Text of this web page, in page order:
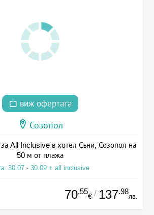
виж офертата
Созопол
All Inclusive в хотел Съни, Созопол на
50 м от плажа
30.07 - 30.09 + all inclusive
70.55
€ / 137.98
лв.